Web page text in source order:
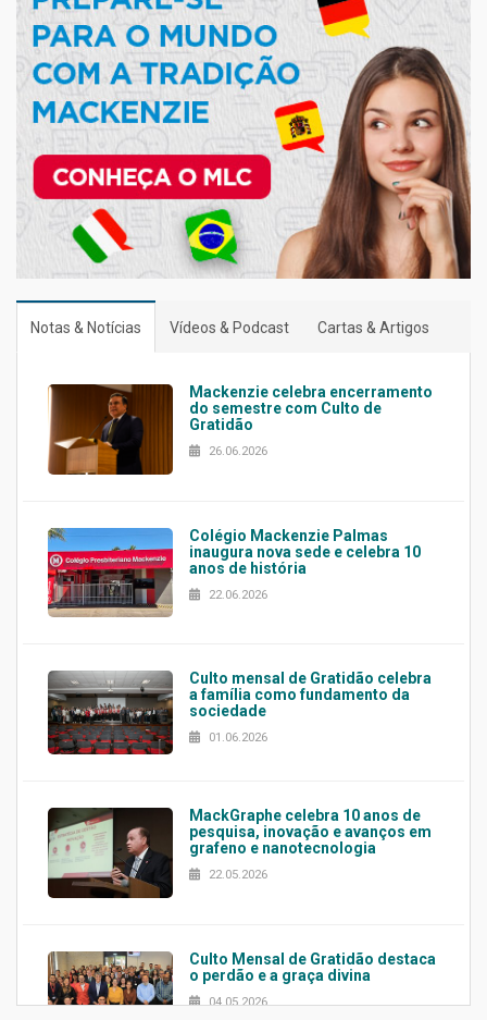
Notas & Notícias Vídeos & Podcast Cartas & Artigos
Mackenzie celebra encerramento
do semestre com Culto de
Gratidão
26.06.2026
Colégio Mackenzie Palmas
inaugura nova sede e celebra 10
anos de história
22.06.2026
Culto mensal de Gratidão celebra
a família como fundamento da
sociedade
01.06.2026
MackGraphe celebra 10 anos de
pesquisa, inovação e avanços em
grafeno e nanotecnologia
22.05.2026
Culto Mensal de Gratidão destaca
o perdão e a graça divina
04.05.2026